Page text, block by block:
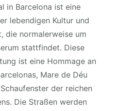
in Barcelona ist eine
lebendigen Kultur und
die normalerweise um
stattfindet. Diese
ist eine Hommage an
Mare de Déu
der reichen
Die Straßen werden